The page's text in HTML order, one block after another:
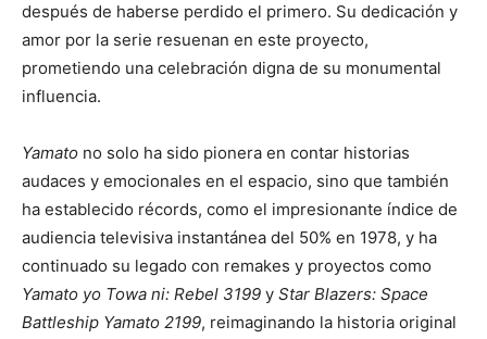
después de haberse perdido el primero. Su dedicación y
amor por la serie resuenan en este proyecto,
prometiendo una celebración digna de su monumental
influencia.
Yamato no solo ha sido pionera en contar historias
audaces y emocionales en el espacio, sino que también
ha establecido récords, como el impresionante índice de
audiencia televisiva instantánea del 50% en 1978, y ha
continuado su legado con remakes y proyectos como
Yamato yo Towa ni: Rebel 3199 y Star Blazers: Space
Battleship Yamato 2199, reimaginando la historia original